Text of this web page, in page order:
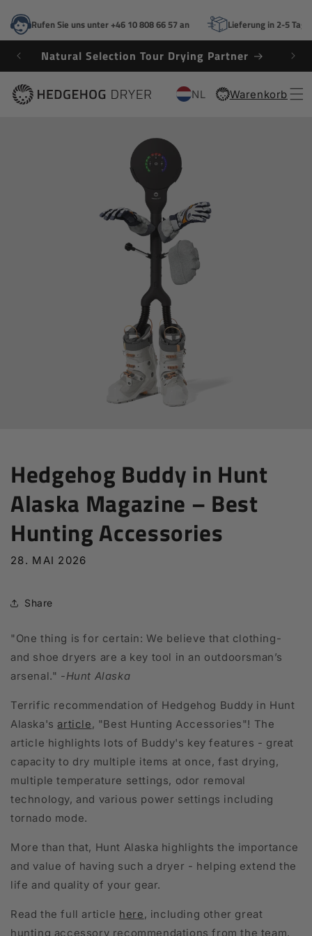
Rufen Sie uns unter +46 10 808 66 57 an Lieferung in 2-5
ZUM
INHALT
Natural Selection Tour Drying Partner
NL Warenkorb
Warenkorb
Hedgehog Buddy in Hunt
Alaska Magazine – Best
Hunting Accessories
28. MAI 2026
Share
"One thing is for certain: We believe that clothing-
and shoe dryers are a key tool in an outdoorsman’s
arsenal." -Hunt Alaska
Terrific recommendation of Hedgehog Buddy in Hunt
Alaska'sarticle, "Best Hunting Accessories"! The
article highlights lots of Buddy's key features - great
capacity to dry multiple items at once, fast drying,
multiple temperature settings, odor removal
technology, and various power settings including
tornado mode.
More than that, Hunt Alaska highlights the importance
and value of having such a dryer - helping extend the
life and quality of your gear.
Read the full article here, including other great
hunting accessory recommendations from the team.